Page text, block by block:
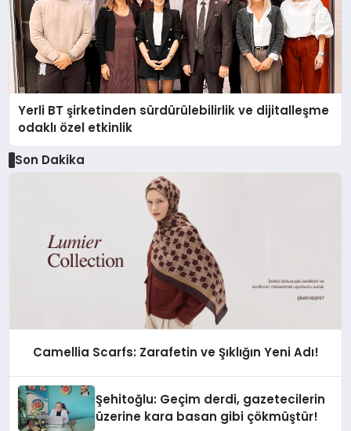
Yerli BT şirketinden sürdürülebilirlik ve dijitalleşme
odaklı özel etkinlik
Son Dakika
Camellia Scarfs: Zarafetin ve Şıklığın Yeni Adı!
Şehitoğlu: Geçim derdi, gazetecilerin
üzerine kara basan gibi çökmüştür!